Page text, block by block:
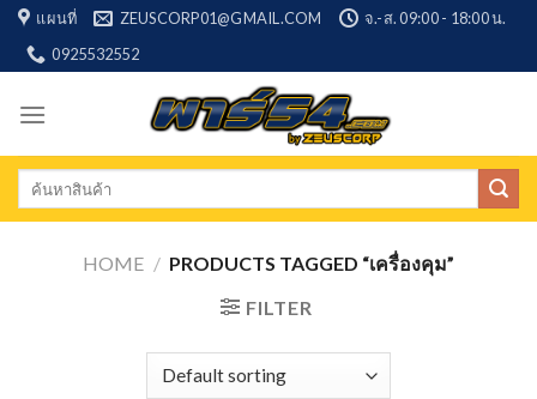
Skip
content
แผนที่ ZEUSCORP01@GMAIL.COM
จ.-ส. 09:00 - 18:00 น.
0925532552
Search
HOME / PRODUCTS TAGGED “เครื่องคุม”
FILTER